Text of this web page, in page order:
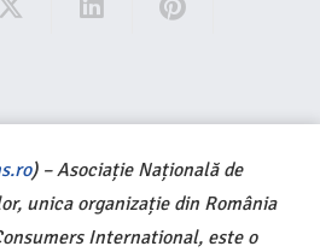
) – Asociație Națională de
unica organizație din România
International, este o